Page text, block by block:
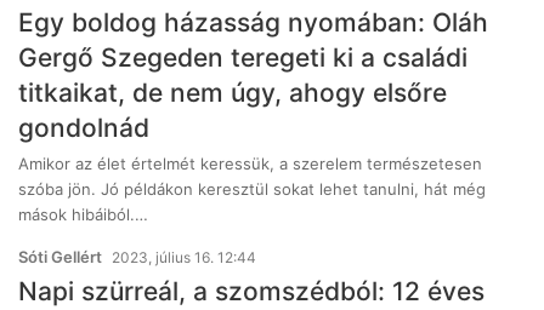
Egy boldog házasság nyomában: Oláh
Gergő Szegeden teregeti ki a családi
titkaikat, de nem úgy, ahogy elsőre
gondolnád
Amikor az élet értelmét keressük, a szerelem természetesen
szóba jön. Jó példákon keresztül sokat lehet tanulni, hát még
mások hibáiból.…
Sóti Gellért 2023, július 16. 12:44
Napi szürreál, a szomszédból: 12 éves